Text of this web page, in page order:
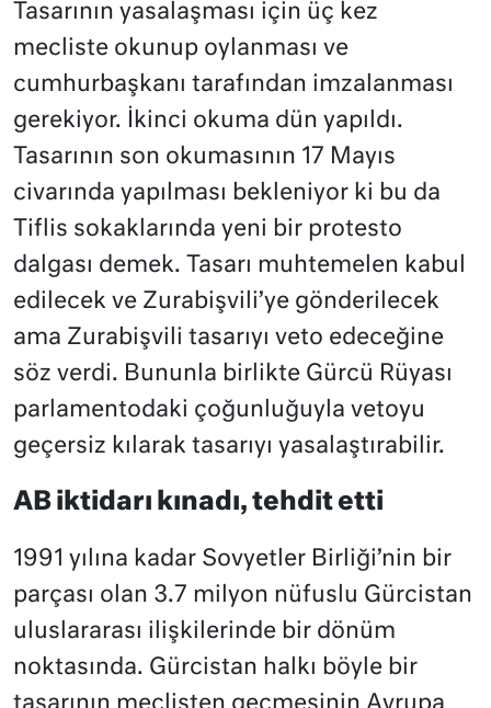
Tasarının yasalaşması için üç kez
mecliste okunup oylanması ve
cumhurbaşkanı tarafından imzalanması
gerekiyor. İkinci okuma dün yapıldı.
Tasarının son okumasının 17 Mayıs
civarında yapılması bekleniyor ki bu da
Tiflis sokaklarında yeni bir protesto
dalgası demek. Tasarı muhtemelen kabul
edilecek ve Zurabişvili’ye gönderilecek
ama Zurabişvili tasarıyı veto edeceğine
söz verdi. Bununla birlikte Gürcü Rüyası
parlamentodaki çoğunluğuyla vetoyu
geçersiz kılarak tasarıyı yasalaştırabilir.
AB iktidarı kınadı, tehdit etti
1991 yılına kadar Sovyetler Birliği’nin bir
parçası olan 3.7 milyon nüfuslu Gürcistan
uluslararası ilişkilerinde bir dönüm
noktasında. Gürcistan halkı böyle bir